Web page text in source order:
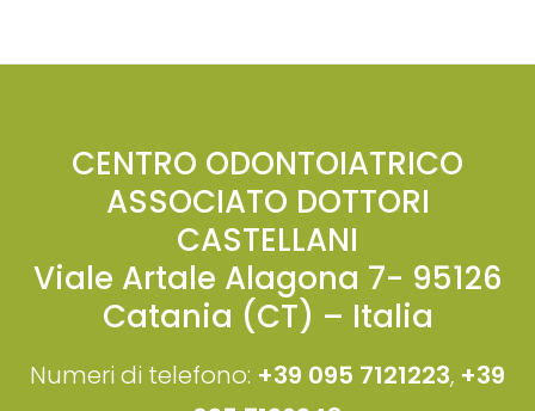
CENTRO ODONTOIATRICO
ASSOCIATO DOTTORI
CASTELLANI
Viale Artale Alagona 7- 95126
Catania (CT) – Italia
Numeri di telefono: +39 095 7121223, +39